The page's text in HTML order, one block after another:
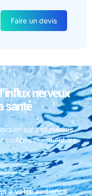
Faire un devis
nerveux
santé
sur ces médias.
compris comment les
à votre audience